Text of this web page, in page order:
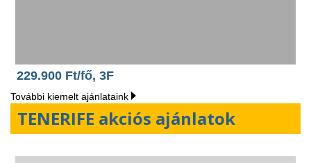
229.900 Ft/fő, 3F
További kiemelt ajánlataink
TENERIFE akciós ajánlatok